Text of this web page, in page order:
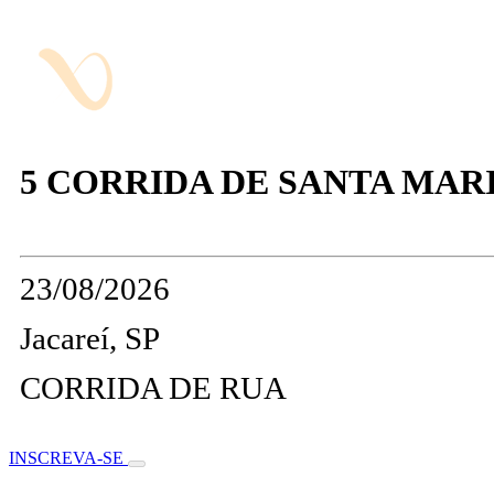
5 CORRIDA DE SANTA
23/08/2026
Jacareí, SP
CORRIDA DE RUA
INSCREVA-SE